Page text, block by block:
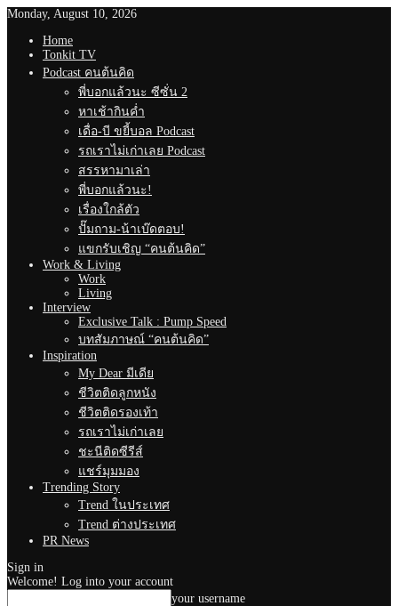
Monday, August 10, 2026
Home
Tonkit TV
Podcast คนต้นคิด
พี่บอกแล้วนะ ซีซั่น 2
หาเช้ากินค่ำ
เดื่อ-บี ขยี้บอล Podcast
รถเราไม่เก่าเลย Podcast
สรรหามาเล่า
พี่บอกแล้วนะ!
เรื่องใกล้ตัว
ปั๊มถาม-น้าเบ๊ดตอบ!
แขกรับเชิญ “คนต้นคิด”
Work & Living
Work
Living
Interview
Exclusive Talk : Pump Speed
บทสัมภาษณ์ “คนต้นคิด”
Inspiration
My Dear มีเดีย
ชีวิตติดลูกหนัง
ชีวิตติดรองเท้า
รถเราไม่เก่าเลย
ชะนีติดซีรีส์
แชร์มุมมอง
Trending Story
Trend ในประเทศ
Trend ต่างประเทศ
PR News
Sign in
Welcome! Log into your account
your username